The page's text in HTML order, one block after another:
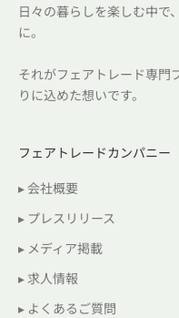
日々の暮らしを楽しむ中で
に。
それがフェアトレード専門
りに込めた想いです。
フェアトレードカンパニー
▸ 会社概要
▸ プレスリリース
▸ メディア掲載
▸ 求人情報
▸ よくあるご質問